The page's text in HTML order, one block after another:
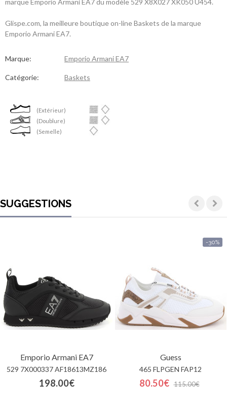
marque Emporio Armani EA7 du modèle 529 X8X027 XK050 U454.
Glispe.com, la meilleure boutique on-line Baskets de la marque
Emporio Armani EA7.
Marque: Emporio Armani EA7
Catégorie: Baskets
(Extérieur)
(Doublure)
(Semelle)
SUGGESTIONS
Emporio Armani EA7
529 7X000337 AF18613MZ186
198.00€
-30%
Guess
465 FLPGEN FAP12
80.50€ 115.00€